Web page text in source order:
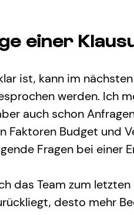
einer
ist, kann im
werden. Ich
auch schon
Faktoren Budget und
Fragen bei einer
das Team zum
desto mehr